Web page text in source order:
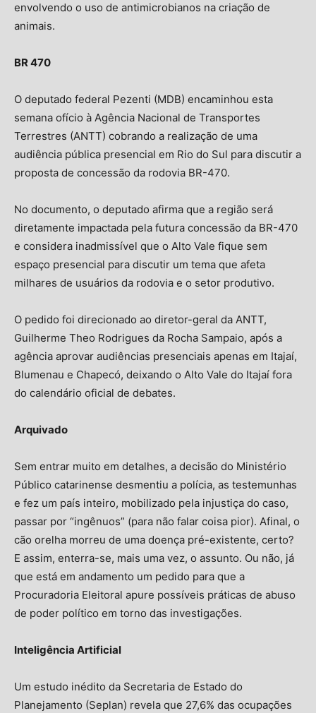
envolvendo o uso de antimicrobianos na criação de
animais.
BR 470
O deputado federal Pezenti (MDB) encaminhou esta
semana ofício à Agência Nacional de Transportes
Terrestres (ANTT) cobrando a realização de uma
audiência pública presencial em Rio do Sul para discutir a
proposta de concessão da rodovia BR-470.
No documento, o deputado afirma que a região será
diretamente impactada pela futura concessão da BR-470
e considera inadmissível que o Alto Vale fique sem
espaço presencial para discutir um tema que afeta
milhares de usuários da rodovia e o setor produtivo.
O pedido foi direcionado ao diretor-geral da ANTT,
Guilherme Theo Rodrigues da Rocha Sampaio, após a
agência aprovar audiências presenciais apenas em Itajaí,
Blumenau e Chapecó, deixando o Alto Vale do Itajaí fora
do calendário oficial de debates.
Arquivado
Sem entrar muito em detalhes, a decisão do Ministério
Público catarinense desmentiu a polícia, as testemunhas
e fez um país inteiro, mobilizado pela injustiça do caso,
passar por “ingênuos” (para não falar coisa pior). Afinal, o
cão orelha morreu de uma doença pré-existente, certo?
E assim, enterra-se, mais uma vez, o assunto. Ou não, já
que está em andamento um pedido para que a
Procuradoria Eleitoral apure possíveis práticas de abuso
de poder político em torno das investigações.
Inteligência Artificial
Um estudo inédito da Secretaria de Estado do
Planejamento (Seplan) revela que 27,6% das ocupações